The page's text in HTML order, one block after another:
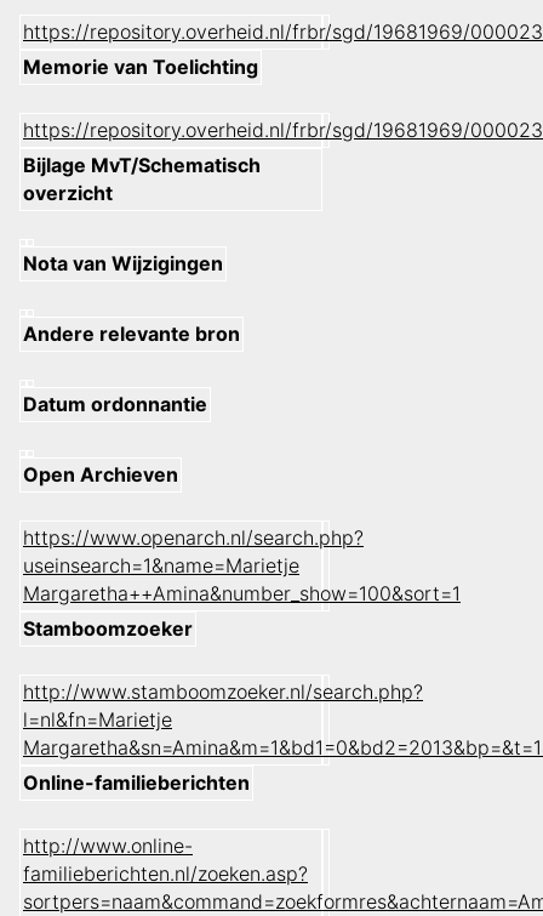
https://repository.overheid.nl/frbr/sgd/19681969/
Memorie van Toelichting
https://repository.overheid.nl/frbr/sgd/19681969/
Bijlage MvT/Schematisch
overzicht
Nota van Wijzigingen
Andere relevante bron
Datum ordonnantie
Open Archieven
https://www.openarch.nl/search.php?
useinsearch=1&name=Marietje
Margaretha++Amina&number_show=100&sort=1
Stamboomzoeker
http://www.stamboomzoeker.nl/search.php?
l=nl&fn=Marietje
Online-familieberichten
http://www.online-
familieberichten.nl/zoeken.asp?